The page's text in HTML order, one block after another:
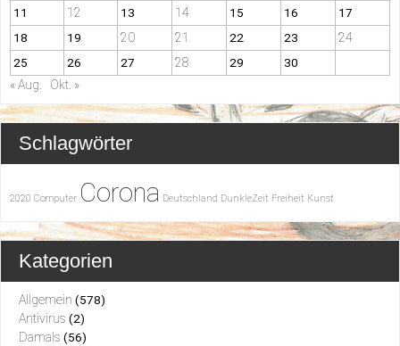
11
12 13 14 15 16
17
18
19 20 21 22 23 24
25 26 27 28 29 30
« Aug. Okt. »
Schlagwörter
2020 Computer Corona Deutschland DunkleZeit Freiheit Kunst
Kategorien
Allgemein (578)
Antivirus (2)
Damals (56)